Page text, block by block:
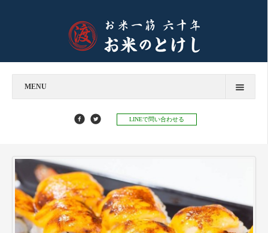
MENU
飲食店様へ
お餅のとけし
お知らせ
お知らせ
LINEで問い合わせる